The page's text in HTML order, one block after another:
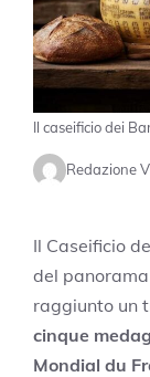
Il caseificio dei
Redazione
Il Caseificio
del
raggiunto un
cinque
Mondial du